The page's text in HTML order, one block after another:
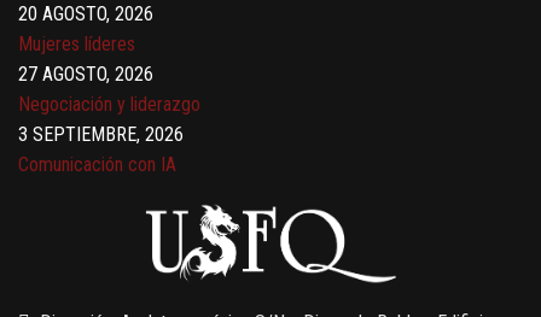
20 AGOSTO, 2026
Mujeres líderes
27 AGOSTO, 2026
Negociación y liderazgo
3 SEPTIEMBRE, 2026
Comunicación con IA
Gobernanza de datos
13 AGOSTO, 2026
Finanzas para no financieros